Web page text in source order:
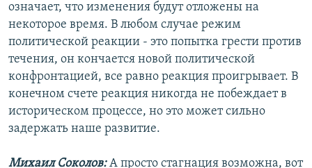
означает, что изменения будут отложены на
некоторое время. В любом случае режим
политической реакции - это попытка грести против
течения, он кончается новой политической
конфронтацией, все равно реакция проигрывает. В
конечном счете реакция никогда не побеждает в
историческом процессе, но это может сильно
задержать наше развитие.
Михаил Соколов:А просто стагнация возможна, вот